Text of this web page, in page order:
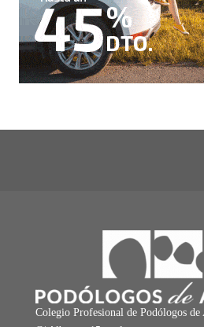
Colegio Profesional de Podólogos de